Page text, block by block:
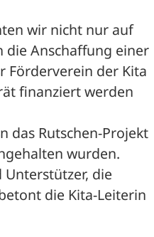
wir nicht nur auf
die Anschaffung einer
Förderverein der Kita
finanziert werden
das Rutschen-Projekt
wurden.
Unterstützer, die
die Kita-Leiterin